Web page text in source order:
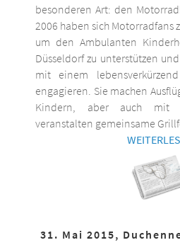
besonderen Art: den
2006 haben sich Motorradfans
um den Ambulanten
Düsseldorf zu unterstützen
mit einem
engagieren. Sie machen
Kindern, aber auch mit
veranstalten gemeinsame
31. Mai 2015,